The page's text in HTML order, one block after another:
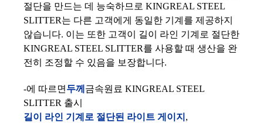
절단을 만드는 데 능숙하므로 KINGREAL STEEL
SLITTER는 다른 고객에게 동일한 기계를 제공하지
않습니다. 이는 또한 고객이 길이 라인 기계로 절단한
KINGREAL STEEL SLITTER를 사용할 때 생산을 완
전히 조정할 수 있음을 보장합니다.
-에 따르면 두께 금속원료 KINGREAL STEEL
SLITTER 출시
길이 라인 기계로 절단된 라이트 게이지 ,